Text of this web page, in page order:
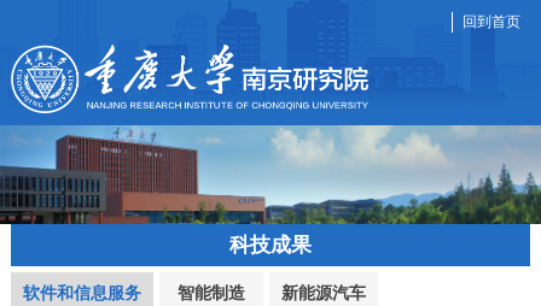
回到首页
科技成果
软件和信息服务 智能制造 新能源汽车